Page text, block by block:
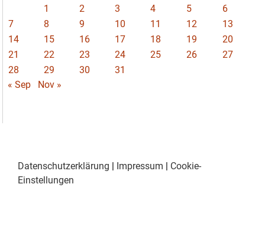
1 2 3 4 5
6
7
8 9 10 11 12
13
14
15 16 17 18 19
20
21
22 23 24 25 26
27
28
29 30
31
« Sep
Nov »
Datenschutzerklärung | Impressum | Cookie-
Einstellungen